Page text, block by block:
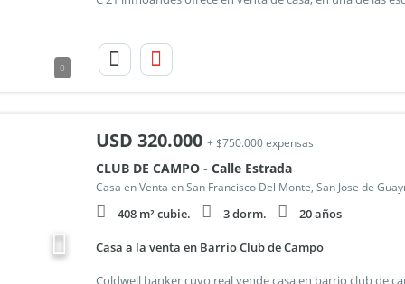
0
USD 320.000 + $750.000 expensas
CLUB DE CAMPO - Calle Estrada
Casa en Venta en San Francisco Del Monte, San Jose de
408 m² cubie. 3 dorm. 20 años
Casa a la venta en Barrio Club de Campo